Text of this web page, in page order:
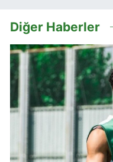
Diğer Haberler